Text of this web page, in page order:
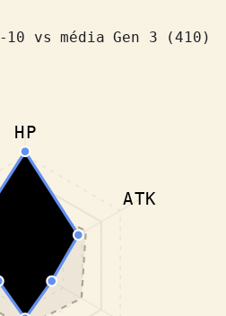
-10
vs média Gen 3 (410)
HP
ATK